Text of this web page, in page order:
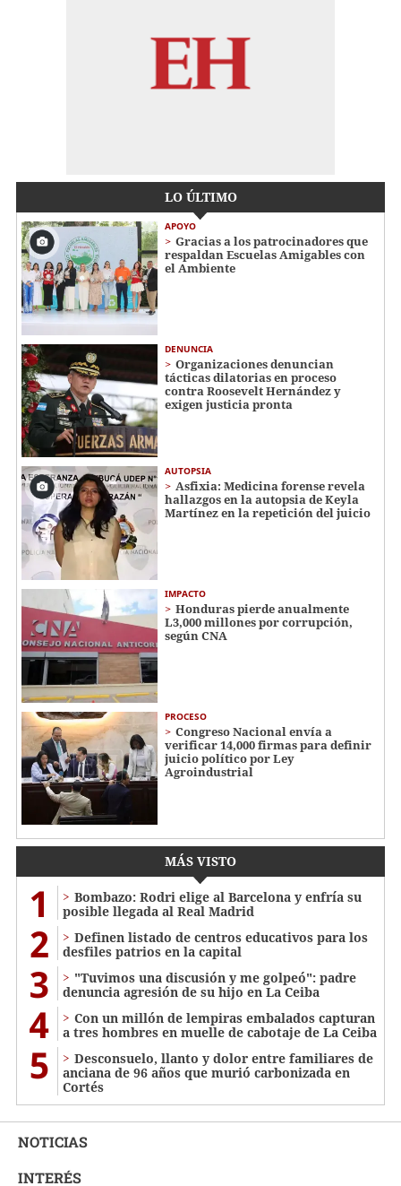
LO ÚLTIMO
APOYO
Gracias a los patrocinadores que
respaldan Escuelas Amigables con
el Ambiente
DENUNCIA
Organizaciones denuncian
tácticas dilatorias en proceso
contra Roosevelt Hernández y
exigen justicia pronta
AUTOPSIA
Asfixia: Medicina forense revela
hallazgos en la autopsia de Keyla
Martínez en la repetición del juicio
IMPACTO
Honduras pierde anualmente
L3,000 millones por corrupción,
según CNA
PROCESO
Congreso Nacional envía a
verificar 14,000 firmas para definir
juicio político por Ley
Agroindustrial
MÁS VISTO
1
Bombazo: Rodri elige al Barcelona y enfría su
posible llegada al Real Madrid
2
Definen listado de centros educativos para los
desfiles patrios en la capital
3
"Tuvimos una discusión y me golpeó": padre
denuncia agresión de su hijo en La Ceiba
4
Con un millón de lempiras embalados capturan
a tres hombres en muelle de cabotaje de La Ceiba
5
​​​​Desconsuelo, llanto y dolor entre familiares de
anciana de 96 años que murió carbonizada en
Cortés
NOTICIAS
INTERÉS